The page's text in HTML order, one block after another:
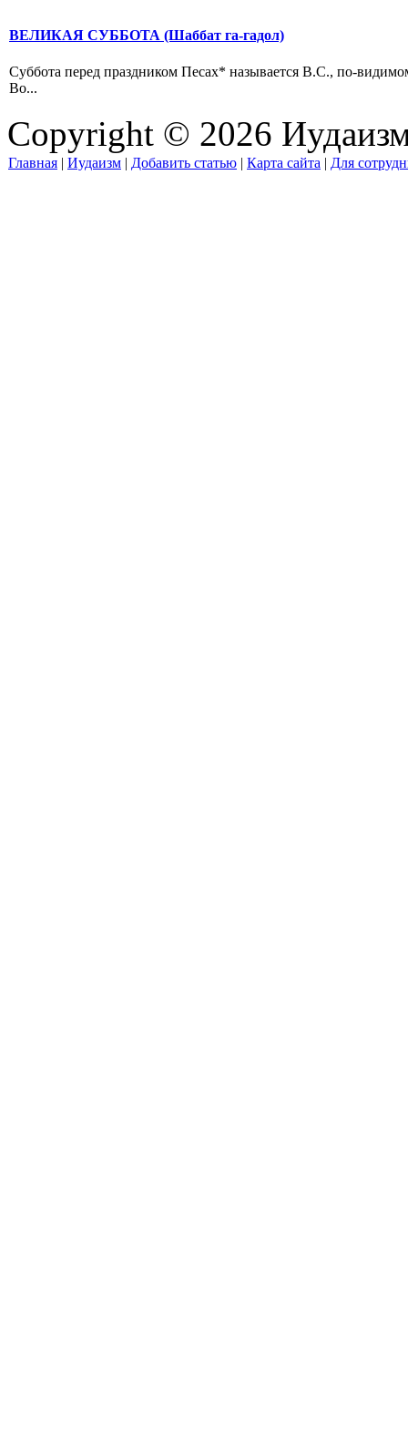
ВЕЛИКАЯ СУББОТА (Шаббат гa-гадол)
Суббота перед праздником Песах* называется B.C., по-
Во...
Copyright © 2026
Главная | Иудаизм | Добавить статью | Карта сайта | Для